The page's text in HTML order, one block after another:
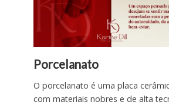
Porcelanato
O porcelanato é uma placa
com materiais nobres e de alta